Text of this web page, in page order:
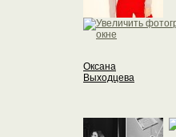
Оксана
Выходцева